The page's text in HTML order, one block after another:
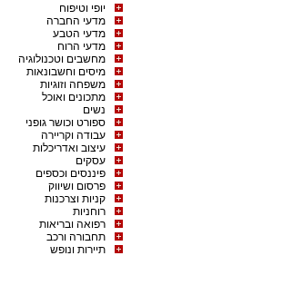
יופי וטיפוח
מדעי החברה
מדעי הטבע
מדעי הרוח
מחשבים וטכנולוגיה
מיסים וחשבונאות
משפחה וזוגיות
מתכונים ואוכל
נשים
ספורט וכושר גופני
עבודה וקריירה
עיצוב ואדריכלות
עסקים
פיננסים וכספים
פרסום ושיווק
קניות וצרכנות
רוחניות
רפואה ובריאות
תחבורה ורכב
תיירות ונופש